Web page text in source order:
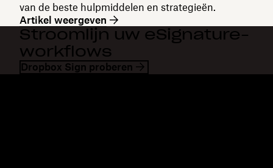
van de beste hulpmiddelen en strategieën.
Artikel weergeven
Stroomlijn uw eSignature-
workflows
Dropbox Sign proberen